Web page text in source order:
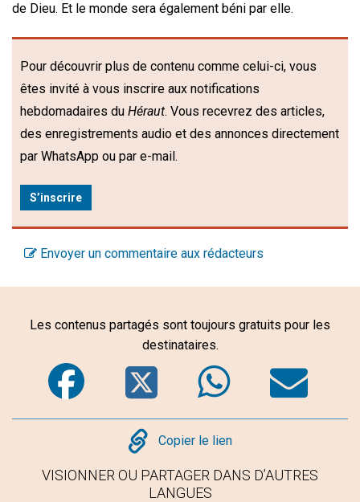
de Dieu. Et le monde sera également béni par elle.
Pour découvrir plus de contenu comme celui-ci, vous
êtes invité à vous inscrire aux notifications
hebdomadaires du Héraut. Vous recevrez des articles,
des enregistrements audio et des annonces directement
par WhatsApp ou par e-mail.
S’inscrire
Envoyer un commentaire aux rédacteurs
Les contenus partagés sont toujours gratuits pour les
destinataires.
Facebook
Twitter
Copy
Copier le lien
VISIONNER OU PARTAGER DANS D’AUTRES
LANGUES